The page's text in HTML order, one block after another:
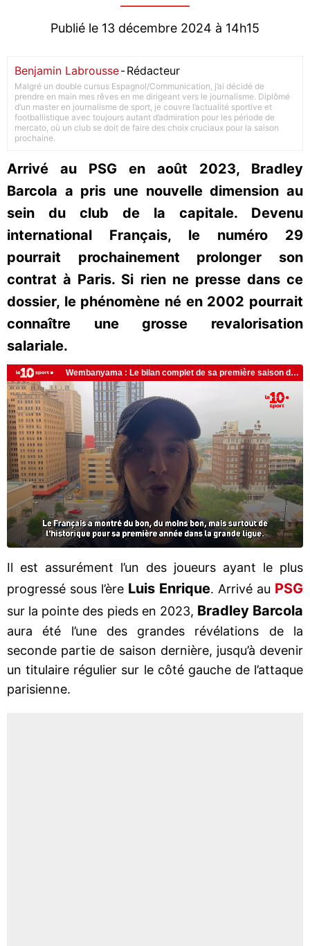
Publié le 13 décembre 2024 à 14h15
Benjamin Labrousse-Rédacteur
Malgré un double cursus Espagnol/Communication, j’ai décidé de
prendre en main mes rêves en me dirigeant vers le journalisme. Diplômé
d’un master en journalisme de sport, je couvre l’actualité sportive et
footballistique avec toujours autant d’admiration pour les période de
mercato, où un club se doit de faire des choix cruciaux pour la saison
prochaine.
Arrivé au PSG en août 2023, Bradley
Barcola a pris une nouvelle dimension au
sein du club de la capitale. Devenu
international Français, le numéro 29
pourrait prochainement prolonger son
contrat à Paris. Si rien ne presse dans ce
dossier, le phénomène né en 2002 pourrait
connaître une grosse revalorisation
salariale.
Il est assurément l’un des joueurs ayant le plus
progressé sous l’ère Luis Enrique. Arrivé au PSG
sur la pointe des pieds en 2023, Bradley Barcola
aura été l’une des grandes révélations de la
seconde partie de saison dernière, jusqu’à devenir
un titulaire régulier sur le côté gauche de l’attaque
parisienne.